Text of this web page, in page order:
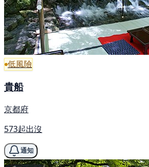
低風險
貴船
京都府
573起出沒
通知